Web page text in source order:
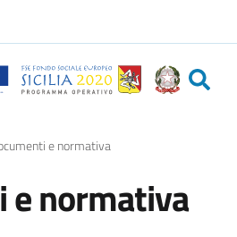
FSE
e normativa
e normativa